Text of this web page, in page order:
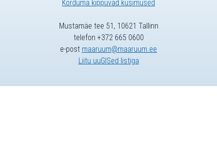
Korduma kippuvad küsimused
Mustamäe tee 51, 10621 Tallinn
telefon +372 665 0600
e-post maaruum@maaruum.ee
Liitu uuGISed listiga